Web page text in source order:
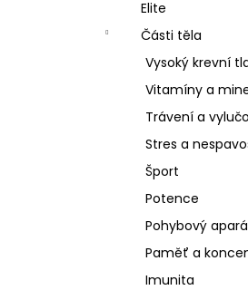
Elite
Části těla
Vysoký krevní
Vitamíny a
Trávení a
Stres a
Šport
Potence
Pohybový
Paměť a
Imunita
SCHIZANDRA
329 Kč